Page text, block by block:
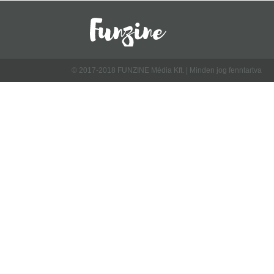
© 2017-2018 FUNZINE Média Kft. | Minden jog fenntartva